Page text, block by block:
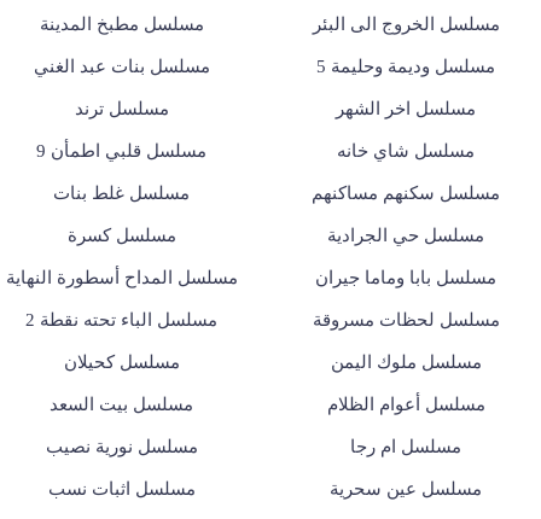
مسلسل الخروج الى البئر مسلسل مطبخ المدينة
مسلسل وديمة وحليمة 5 مسلسل بنات عبد الغني
مسلسل اخر الشهر مسلسل ترند
مسلسل شاي خانه مسلسل قلبي اطمأن 9
مسلسل سكنهم مساكنهم مسلسل غلط بنات
مسلسل حي الجرادية مسلسل كسرة
مسلسل بابا وماما جيران مسلسل المداح أسطورة النهاية
مسلسل لحظات مسروقة مسلسل الباء تحته نقطة 2
مسلسل ملوك اليمن مسلسل كحيلان
مسلسل أعوام الظلام مسلسل بيت السعد
مسلسل ام رجا مسلسل نورية نصيب
مسلسل عين سحرية مسلسل اثبات نسب